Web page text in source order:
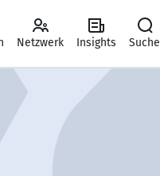
Netzwerk Insights Suche